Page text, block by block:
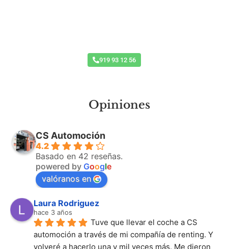
919 93 12 56
Opiniones
CS Automoción
4.2
Basado en 42 reseñas.
powered by Google
valóranos en
Laura Rodriguez
hace 3 años
Tuve que llevar el coche a CS
automoción a través de mi compañía de renting. Y
volveré a hacerlo una y mil veces más. Me dieron